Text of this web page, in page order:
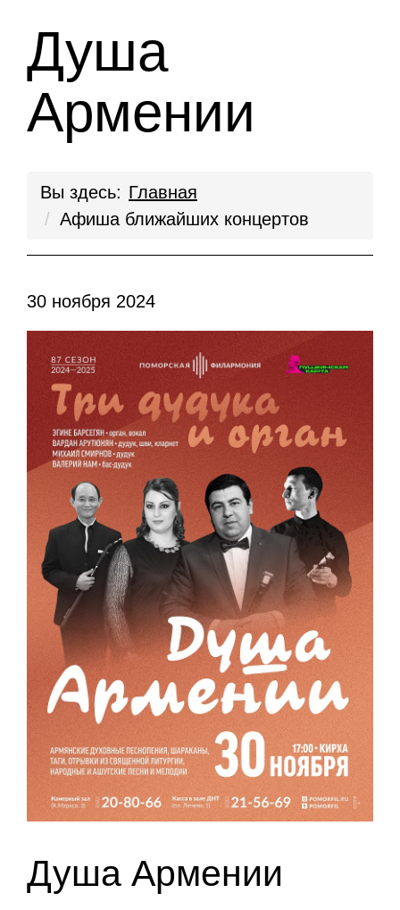
Душа
Армении
Вы здесь: Главная
Афиша ближайших концертов
30 ноября 2024
Душа Армении